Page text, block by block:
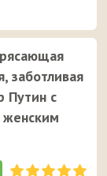
заботливая
Путин с